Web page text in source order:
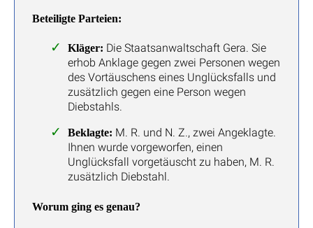
Beteiligte Parteien:
Kläger: Die Staatsanwaltschaft Gera. Sie
erhob Anklage gegen zwei Personen wegen
des Vortäuschens eines Unglücksfalls und
zusätzlich gegen eine Person wegen
Diebstahls.
Beklagte: M. R. und N. Z., zwei Angeklagte.
Ihnen wurde vorgeworfen, einen
Unglücksfall vorgetäuscht zu haben, M. R.
zusätzlich Diebstahl.
Worum ging es genau?